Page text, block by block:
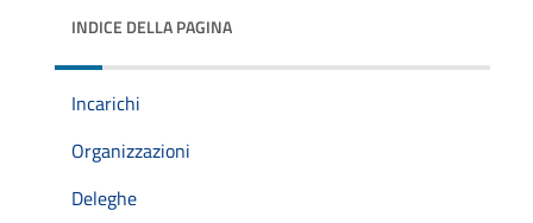
INDICE DELLA PAGINA
Incarichi
Organizzazioni
Deleghe